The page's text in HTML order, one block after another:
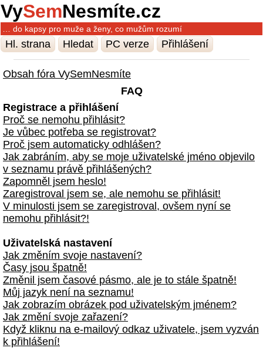
VySemNesmíte.cz
… do kapsy pro muže a ženy, co mužům rozumí
Hl. strana Hledat PC verze Přihlášení
Obsah fóra VySemNesmíte
FAQ
Registrace a přihlášení
Proč se nemohu přihlásit?
Je vůbec potřeba se registrovat?
Proč jsem automaticky odhlášen?
Jak zabráním, aby se moje uživatelské jméno objevilo
v seznamu právě přihlášených?
Zapomněl jsem heslo!
Zaregistroval jsem se, ale nemohu se přihlásit!
V minulosti jsem se zaregistroval, ovšem nyní se
nemohu přihlásit?!
Uživatelská nastavení
Jak změním svoje nastavení?
Časy jsou špatně!
Změnil jsem časové pásmo, ale je to stále špatně!
Můj jazyk není na seznamu!
Jak zobrazím obrázek pod uživatelským jménem?
Jak změní svoje zařazení?
Když kliknu na e-mailový odkaz uživatele, jsem vyzván
k přihlášení!